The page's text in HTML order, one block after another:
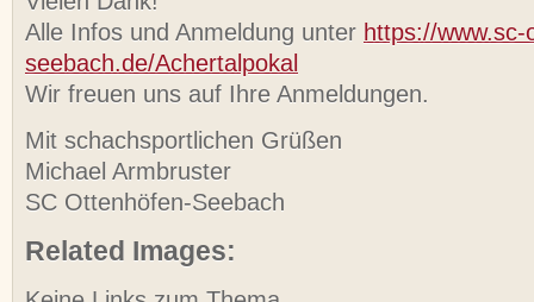
Alle Infos und Anmeldung unter https://
seebach.de/Achertalpokal
Wir freuen uns auf Ihre Anmeldungen.
Mit schachsportlichen Grüßen
Michael Armbruster
SC Ottenhöfen-Seebach
Related Images: